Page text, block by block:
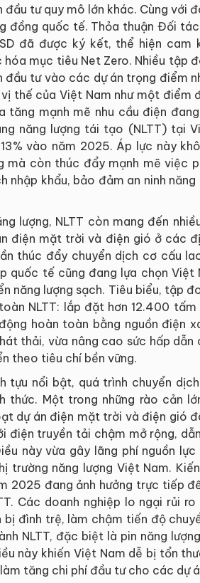
đầu tư quy mô lớn khác. Cùng với
đồng quốc tế. Thỏa thuận Đối
đã được ký kết, thể hiện
mục tiêu Net Zero. Nhiều tập
đầu tư vào các dự án trọng điểm
thế của Việt Nam như một điểm
tăng mạnh mẽ nhu cầu điện
năng lượng tái tạo (NLTT) tại
vào năm 2025. Áp lực này
mà còn thúc đẩy mạnh mẽ việc
nhập khẩu, bảo đảm an ninh
lượng, NLTT còn mang đến
điện mặt trời và điện gió ở các
thúc đẩy chuyển dịch cơ cấu
quốc tế cũng đang lựa chọn
năng lượng sạch. Tiêu biểu, tập
NLTT: lắp đặt hơn 12.400
hoàn toàn bằng nguồn điện
thải, vừa nâng cao sức hấp dẫn
theo tiêu chí bền vững.
tựu nổi bật, quá trình chuyển
thức. Một trong những rào cản
dự án điện mặt trời và điện gió
điện truyền tải chậm mở rộng,
này vừa gây lãng phí nguồn
trường năng lượng Việt Nam.
2025 đang ảnh hưởng trực tiếp
Các doanh nghiệp lo ngại rủi
bị đình trệ, làm chậm tiến độ
NLTT, đặc biệt là pin năng
này khiến Việt Nam dễ bị tổn
tăng chi phí đầu tư cho các dự